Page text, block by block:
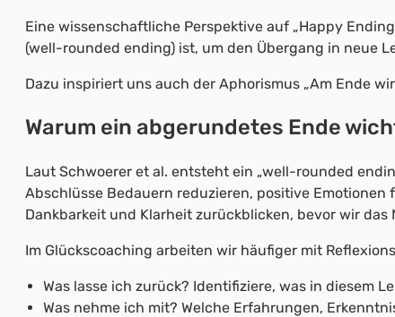
Eine wissenschaftliche Perspektive auf „Happy
(well-rounded ending) ist, um den Übergang in neue
Dazu inspiriert uns auch der Aphorismus „Am Ende
Warum ein abgerundetes Ende
Laut Schwoerer et al. entsteht ein „well-rounded
Abschlüsse Bedauern reduzieren, positive
Dankbarkeit und Klarheit zurückblicken, bevor wir
Im Glückscoaching arbeiten wir häufiger mit
Was lasse ich zurück? Identifiziere, was in diesem
Was nehme ich mit? Welche Erfahrungen,